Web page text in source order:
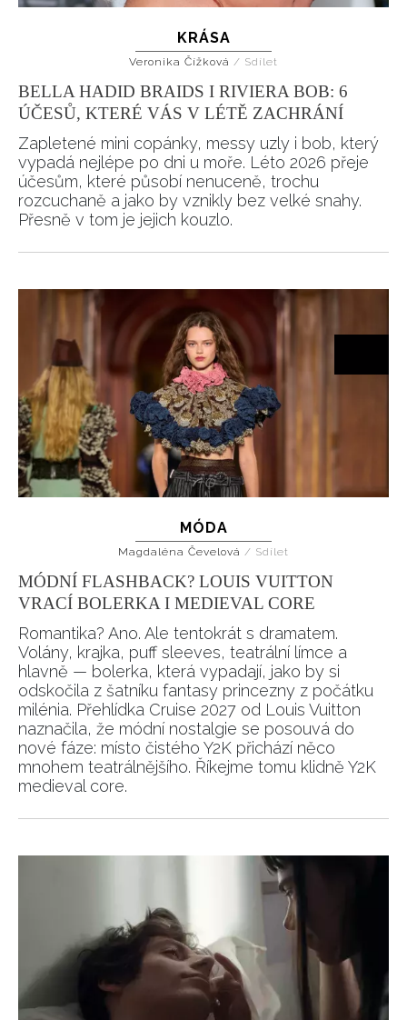
NEWSLETTER
ODESLAT
KRÁSA
Veronika Čížková / Sdílet
BELLA HADID BRAIDS I RIVIERA BOB: 6
ÚČESŮ, KTERÉ VÁS V LÉTĚ ZACHRÁNÍ
Zapletené mini copánky, messy uzly i bob, který
vypadá nejlépe po dni u moře. Léto 2026 přeje
účesům, které působí nenuceně, trochu
rozcuchaně a jako by vznikly bez velké snahy.
Přesně v tom je jejich kouzlo.
MÓDA
Magdaléna Čevelová / Sdílet
MÓDNÍ FLASHBACK? LOUIS VUITTON
VRACÍ BOLERKA I MEDIEVAL CORE
Romantika? Ano. Ale tentokrát s dramatem.
Volány, krajka, puff sleeves, teatrální límce a
hlavně — bolerka, která vypadají, jako by si
odskočila z šatníku fantasy princezny z počátku
milénia. Přehlídka Cruise 2027 od Louis Vuitton
naznačila, že módní nostalgie se posouvá do
nové fáze: místo čistého Y2K přichází něco
mnohem teatrálnějšího. Říkejme tomu klidně Y2K
medieval core.